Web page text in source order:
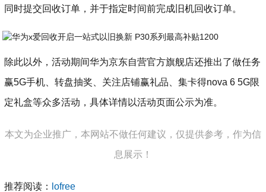
同时提交回收订单，并于指定时间前完成旧机回收订单。
除此以外，活动期间华为京东自营官方旗舰店还推出了做任务
赢5G手机、转盘抽奖、关注店铺赢礼品、集卡得nova 6 5G限
定礼盒等众多活动，具体详情以活动页面公示为准。
本文为企业推广，本网站不做任何建议，仅提供参考，作为信
息展示！
推荐阅读： lofree